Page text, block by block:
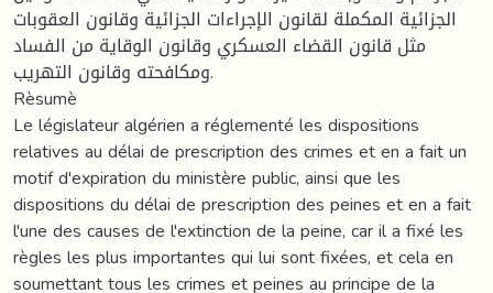
الجزائية المكملة لقانون الإجراءات الجزائية وقانون العقوبات
مثل قانون القضاء العسكري وقانون الوقاية من الفساد
ومكافحته وقانون التهريب.
Rèsumè
Le législateur algérien a réglementé les dispositions
relatives au délai de prescription des crimes et en a fait un
motif d'expiration du ministère public, ainsi que les
dispositions du délai de prescription des peines et en a fait
l'une des causes de l'extinction de la peine, car il a fixé les
règles les plus importantes qui lui sont fixées, et cela en
soumettant tous les crimes et peines au principe de la